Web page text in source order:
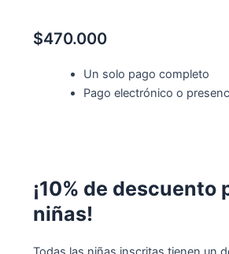
$470.000
Un solo pago completo
Pago electrónico o
¡10% de descuento
niñas!